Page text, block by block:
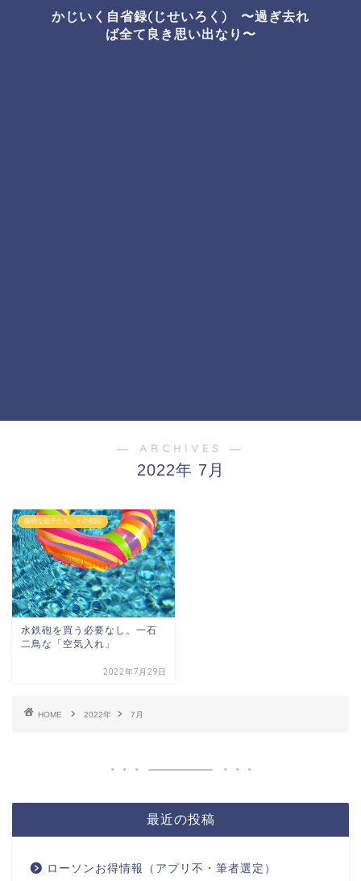
かじいく自省録(じせいろく) 〜過ぎ去れ
ば全て良き思い出なり〜
― ARCHIVES ―
2022年 7月
聡明な息子たち、との死闘
水鉄砲を買う必要なし。一石
二鳥な「空気入れ」
2022年7月29日
HOME 2022年 7月
最近の投稿
ローソンお得情報（アプリ不・筆者選定）